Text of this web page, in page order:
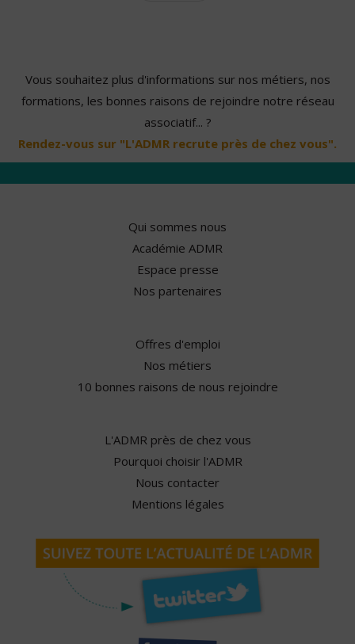
Vous souhaitez plus d'informations sur nos métiers, nos
formations, les bonnes raisons de rejoindre notre réseau
associatif... ?
Rendez-vous sur "L'ADMR recrute près de chez vous".
Qui sommes nous
Académie ADMR
Espace presse
Nos partenaires
Offres d'emploi
Nos métiers
10 bonnes raisons de nous rejoindre
L'ADMR près de chez vous
Pourquoi choisir l'ADMR
Nous contacter
Mentions légales